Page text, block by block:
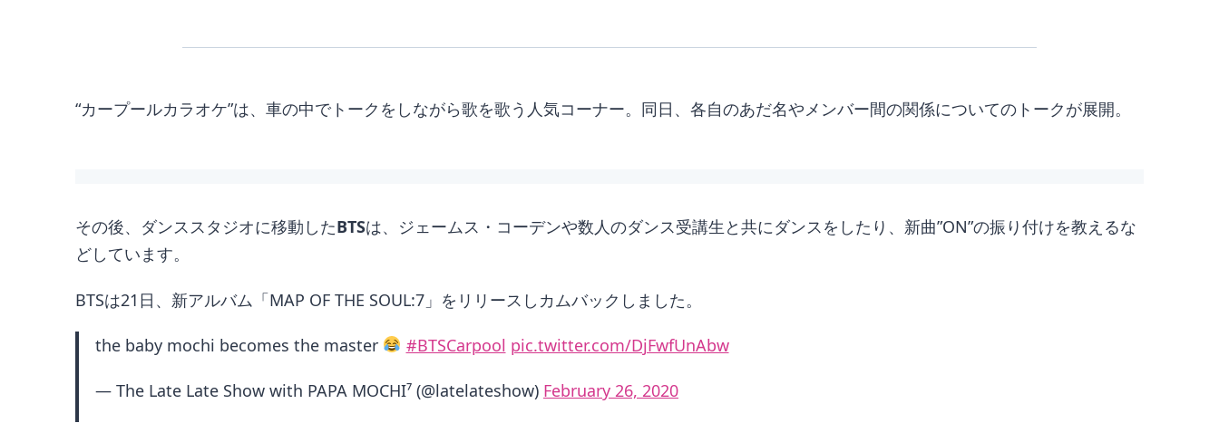
“カープールカラオケ”は、車の中でトークをしながら歌を歌う人気コーナー。同日、各自のあだ名やメンバー間の関係についてのトークが展開。
その後、ダンススタジオに移動したBTSは、ジェームス・コーデンや数人のダンス受講生と共にダンスをしたり、新曲”ON”の振り付けを教えるな
どしています。
BTSは21日、新アルバム「MAP OF THE SOUL:7」をリリースしカムバックしました。
the baby mochi becomes the master #BTSCarpool pic.twitter.com/DjFwfUnAbw
— The Late Late Show with PAPA MOCHI⁷ (@latelateshow) February 26, 2020